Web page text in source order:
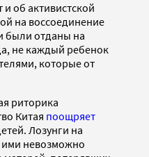
об активистской
на воссоединение
были отданы на
не каждый ребенок
которые от
риторика
Китая поощряет
Лозунги на
ими невозможно